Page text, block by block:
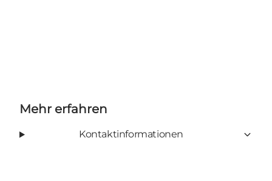
Mehr erfahren
Kontaktinformationen